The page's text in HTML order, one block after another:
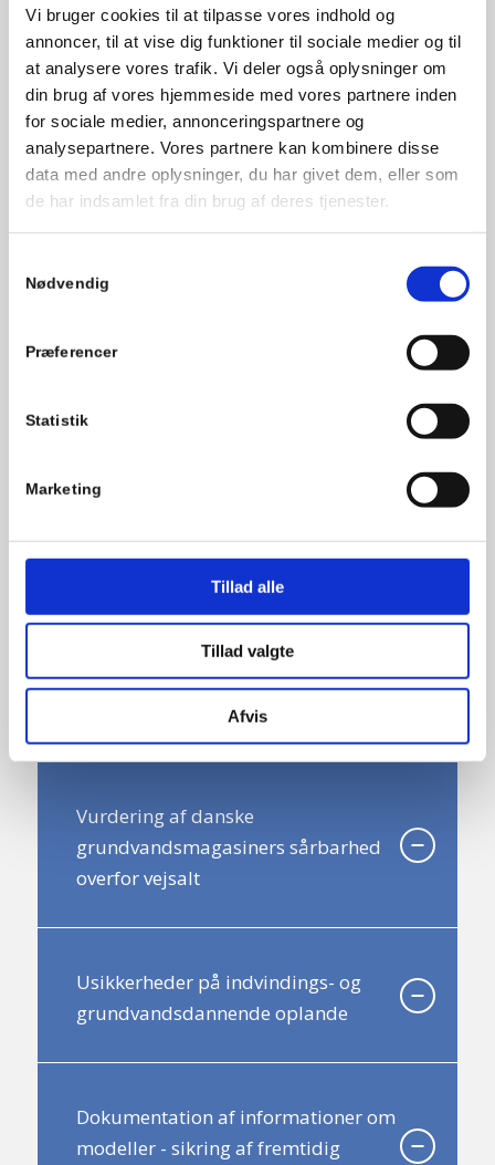
Vi bruger cookies til at tilpasse vores indhold og
annoncer, til at vise dig funktioner til sociale medier og til
at analysere vores trafik. Vi deler også oplysninger om
din brug af vores hjemmeside med vores partnere inden
for sociale medier, annonceringspartnere og
analysepartnere. Vores partnere kan kombinere disse
data med andre oplysninger, du har givet dem, eller som
de har indsamlet fra din brug af deres tjenester.
Nødvendig
Præferencer
Statistik
Marketing
Tillad alle
Tillad valgte
Afvis
Kortlægning af kalkmagasiner
Opstilling af geologiske modeller til
grundvandsmodellering
Potentialekortlægning
Vejledning i anvendelse af
grundvandsmagasiners
Brugervejledning for RedoxML
Tjekliste for sammentolkning i Den
nationale Grundvandskortlægning
Vurdering af danske
grundvandsmagasiners sårbarhed
overfor vejsalt
Usikkerheder på indvindings- og
grundvandsdannende oplande
Dokumentation af informationer om
modeller - sikring af fremtidig